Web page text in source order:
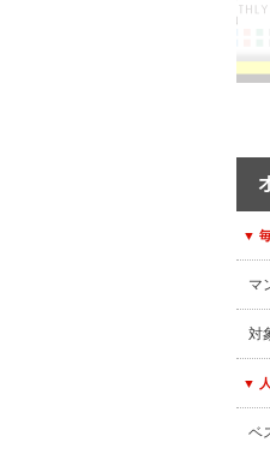
▼
マ
対
▼
ベ